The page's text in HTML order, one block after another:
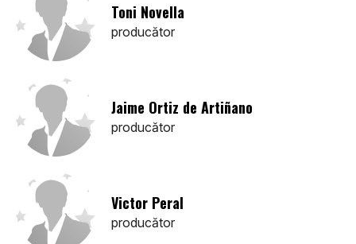
Toni Novella
producător
Jaime Ortiz de Artiñano
producător
Victor Peral
producător